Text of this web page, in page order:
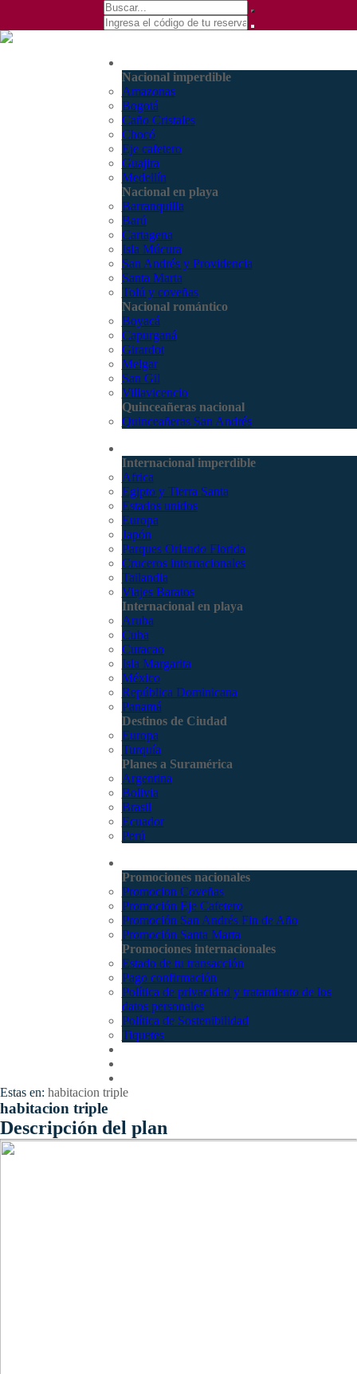
Nacional imperdible
Amazonas
Bogotá
Caño Cristales
Chocó
Eje cafetero
Guajira
Medellín
Nacional en playa
Barranquilla
Barú
Cartagena
Isla Múcura
San Andrés y Providencia
Santa Marta
Tolú y coveñas
Nacional romántico
Boyacá
Capurganá
Girardot
Melgar
San Gil
Villavicencio
Quinceañeras nacional
Quinceañeras San Andrés
Internacional imperdible
Africa
Egipto y Tierra Santa
Estados unidos
Europa
Japón
Parques Orlando Florida
Cruceros internacionales
Tailandia
Viajes Baratos
Internacional en playa
Aruba
Cuba
Curacao
Isla Margarita
México
República Dominicana
Panamá
Destinos de Ciudad
Europa
Turquía
Planes a Suramérica
Argentina
Bolivia
Brasil
Ecuador
Perú
Promociones nacionales
Promocion Coveñas
Promoción Eje Cafetero
Promoción San Andrés Fin de Año
Promoción Santa Marta
Promociones internacionales
Estado de tu transacción
Pago confirmación
Política de privacidad y tratamiento de los
datos personales
Política de Sostenibilidad
Tiquetes
Estas en: habitacion triple
habitacion triple
Descripción del plan